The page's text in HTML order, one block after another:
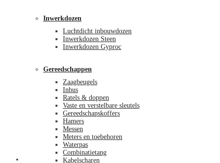
Inwerkdozen
Luchtdicht inbouwdozen
Inwerkdozen Steen
Inwerkdozen Gyproc
Gereedschappen
Zaagbeugels
Inbus
Ratels & doppen
Vaste en verstelbare sleutels
Gereedschapskoffers
Hamers
Messen
Meters en toebehoren
Waterpas
Combinatietang
Kabelscharen